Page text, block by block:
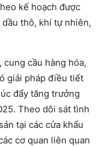
kế hoạch được
thô, khí tự nhiên,
cầu hàng hóa,
giải pháp điều tiết
đẩy tăng trưởng
Theo dõi sát tình
tại các cửa khẩu
cơ quan liên quan